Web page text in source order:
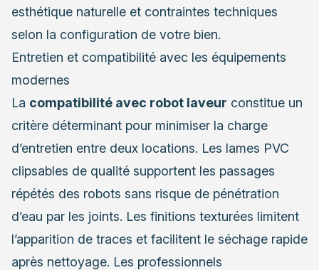
esthétique naturelle et contraintes techniques
selon la configuration de votre bien.
Entretien et compatibilité avec les équipements
modernes
La compatibilité avec robot laveur constitue un
critère déterminant pour minimiser la charge
d’entretien entre deux locations. Les lames PVC
clipsables de qualité supportent les passages
répétés des robots sans risque de pénétration
d’eau par les joints. Les finitions texturées limitent
l’apparition de traces et facilitent le séchage rapide
après nettoyage. Les professionnels